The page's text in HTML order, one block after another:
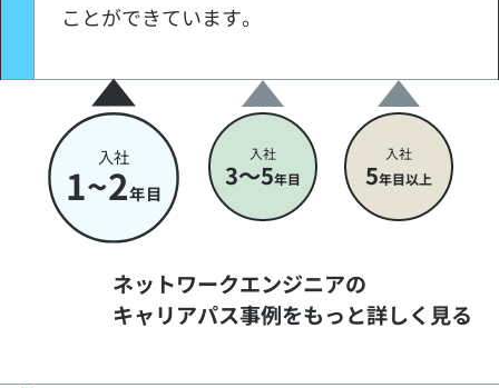
ことができています。
入社
1~2年目
入社
3～5年目
入社
5年目以上
ネットワークエンジニアの
キャリアパス事例をもっと詳しく見る